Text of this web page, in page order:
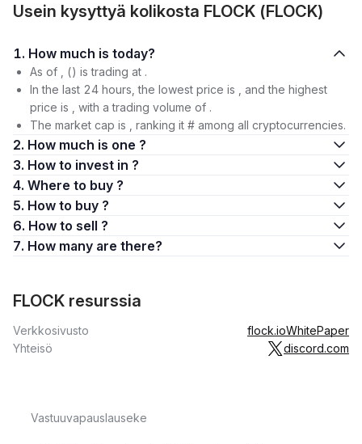
Usein kysyttyä kolikosta FLOCK (FLOCK)
1. How much is today?
As of , () is trading at .
In the last 24 hours, the lowest price is , and the highest
price is , with a trading volume of .
The market cap is , ranking it # among all cryptocurrencies.
2. How much is one ?
3. How to invest in ?
4. Where to buy ?
5. How to buy ?
6. How to sell ?
7. How many are there?
FLOCK resurssia
Verkkosivusto flock.ioWhitePaper
Yhteisö
discord.com
Vastuuvapauslauseke